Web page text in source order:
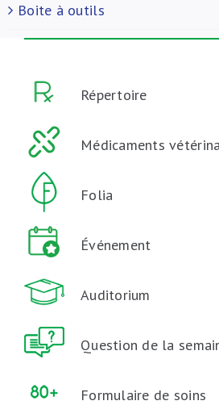
Boite à outils
Répertoire
Médicaments
Folia
Événement
Auditorium
Question de la
Formulaire de soins